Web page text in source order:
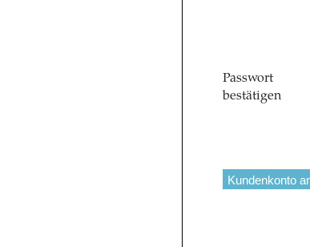
Passwort
bestätigen